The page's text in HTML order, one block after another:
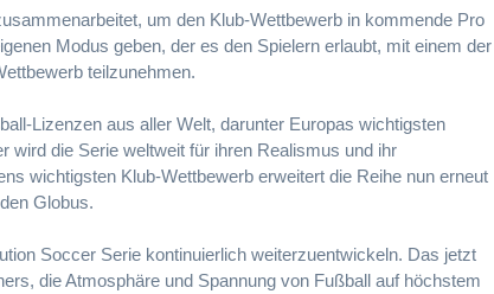
um den Klub-Wettbewerb in kommende Pro
Modus geben, der es den Spielern erlaubt, mit einem der
teilzunehmen.
Lizenzen aus aller Welt, darunter Europas wichtigsten
wird die Serie weltweit für ihren Realismus und ihr
wichtigsten Klub-Wettbewerb erweitert die Reihe nun erneut
Globus.
Soccer Serie kontinuierlich weiterzuentwickeln. Das jetzt
die Atmosphäre und Spannung von Fußball auf höchstem